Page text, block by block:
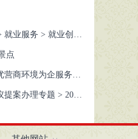
利企便民服务 > 民生服务 > 就业服务 > 就业创业 > 六安人事考试
点
政务资讯 > 专题专栏 > 创优营商环境为企服务专题 > 政策解读 > 政策
政务公开 > 专题专栏 > 建议提案办理专题 > 2016年 > 政协委员提案办理结果 > 市政协四届三次会议